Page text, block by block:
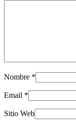
Nombre *
Email *
Sitio Web